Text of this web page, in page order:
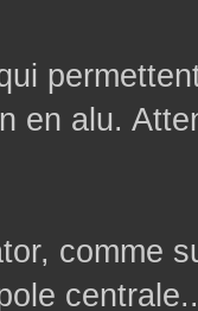
en alu.
comme